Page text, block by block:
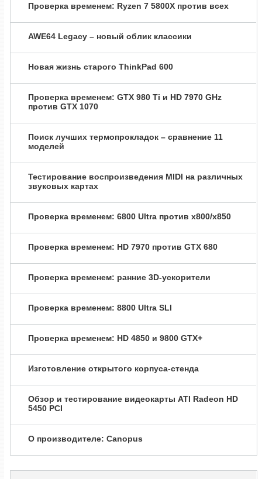
Проверка временем: Ryzen 7 5800X против всех
AWE64 Legacy – новый облик классики
Новая жизнь старого ThinkPad 600
Проверка временем: GTX 980 Ti и HD 7970 GHz
против GTX 1070
Поиск лучших термопрокладок – сравнение 11
моделей
Тестирование воспроизведения MIDI на различных
звуковых картах
Проверка временем: 6800 Ultra против x800/x850
Проверка временем: HD 7970 против GTX 680
Проверка временем: ранние 3D-ускорители
Проверка временем: 8800 Ultra SLI
Проверка временем: HD 4850 и 9800 GTX+
Изготовление открытого корпуса-стенда
Обзор и тестирование видеокарты ATI Radeon HD
5450 PCI
О производителе: Canopus